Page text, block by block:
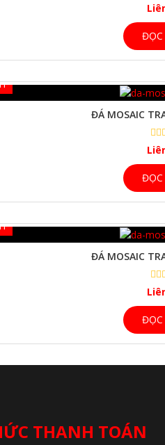
ĐỌC
ĐÁ MOSAIC
ĐỌC
ĐÁ MOSAIC
ĐỌC
THANH TOÁN